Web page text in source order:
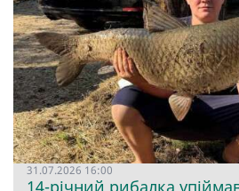
31.07.2026 16:00